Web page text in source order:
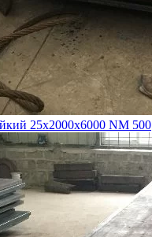
25х2000х6000 NM 500